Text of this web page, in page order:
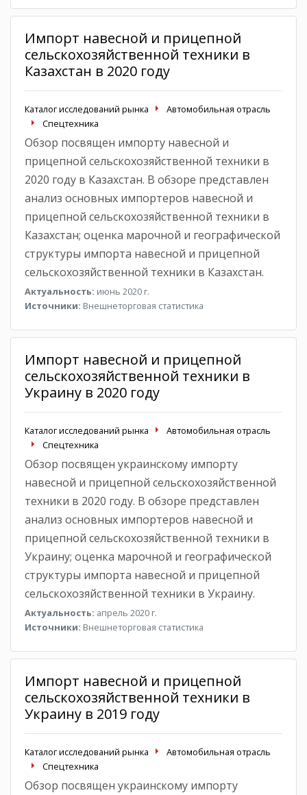
Импорт навесной и прицепной
сельскохозяйственной техники в
Казахстан в 2020 году
Каталог исследований рынка
Автомобильная отрасль
Спецтехника
Обзор посвящен импорту навесной и
прицепной сельскохозяйственной техники в
2020 году в Казахстан. В обзоре представлен
анализ основных импортеров навесной и
прицепной сельскохозяйственной техники в
Казахстан; оценка марочной и географической
структуры импорта навесной и прицепной
сельскохозяйственной техники в Казахстан.
Актуальность: июнь 2020 г.
Источники: Внешнеторговая статистика
Импорт навесной и прицепной
сельскохозяйственной техники в
Украину в 2020 году
Каталог исследований рынка
Автомобильная отрасль
Спецтехника
Обзор посвящен украинскому импорту
навесной и прицепной сельскохозяйственной
техники в 2020 году. В обзоре представлен
анализ основных импортеров навесной и
прицепной сельскохозяйственной техники в
Украину; оценка марочной и географической
структуры импорта навесной и прицепной
сельскохозяйственной техники в Украину.
Актуальность: апрель 2020 г.
Источники: Внешнеторговая статистика
Импорт навесной и прицепной
сельскохозяйственной техники в
Украину в 2019 году
Каталог исследований рынка
Автомобильная отрасль
Спецтехника
Обзор посвящен украинскому импорту